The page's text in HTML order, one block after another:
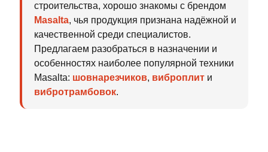
строительства, хорошо знакомы с брендом
Masalta, чья продукция признана надёжной и
качественной среди специалистов.
Предлагаем разобраться в назначении и
особенностях наиболее популярной техники
Masalta: шовнарезчиков, виброплит и
вибротрамбовок.